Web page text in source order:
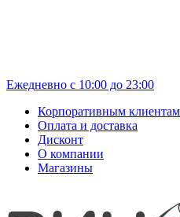
Ежедневно с 10:00 до 23:00
Корпоративным клиентам
Оплата и доставка
Дисконт
О компании
Магазины